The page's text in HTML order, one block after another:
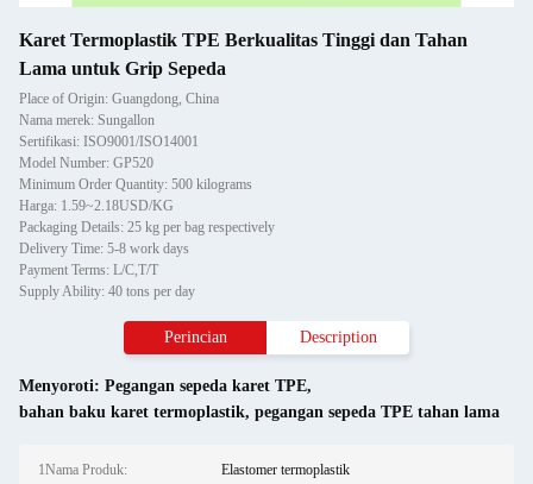
Karet Termoplastik TPE Berkualitas Tinggi dan Tahan
Lama untuk Grip Sepeda
Place of Origin: Guangdong, China
Nama merek: Sungallon
Sertifikasi: ISO9001/ISO14001
Model Number: GP520
Minimum Order Quantity: 500 kilograms
Harga: 1.59~2.18USD/KG
Packaging Details: 25 kg per bag respectively
Delivery Time: 5-8 work days
Payment Terms: L/C,T/T
Supply Ability: 40 tons per day
Perincian Description
Menyoroti: Pegangan sepeda karet TPE,
bahan baku karet termoplastik, pegangan sepeda TPE tahan lama
1Nama Produk: Elastomer termoplastik